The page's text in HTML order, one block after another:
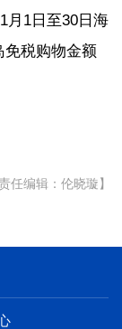
月1日至30日海
税购物金额
责任编辑：伦晓璇】